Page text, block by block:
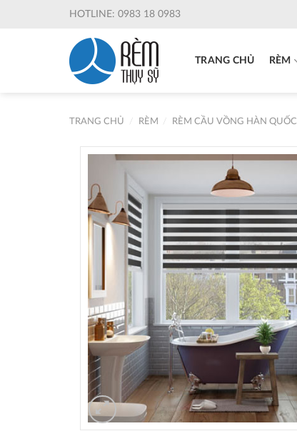
HOTLINE: 0983 18 0983
TRANG CHỦ RÈM
TRANG CHỦ RÈM RÈM CẦU VỒNG HÀN QUỐC